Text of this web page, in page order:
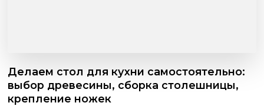
Делаем стол для кухни самостоятельно:
выбор древесины, сборка столешницы,
крепление ножек